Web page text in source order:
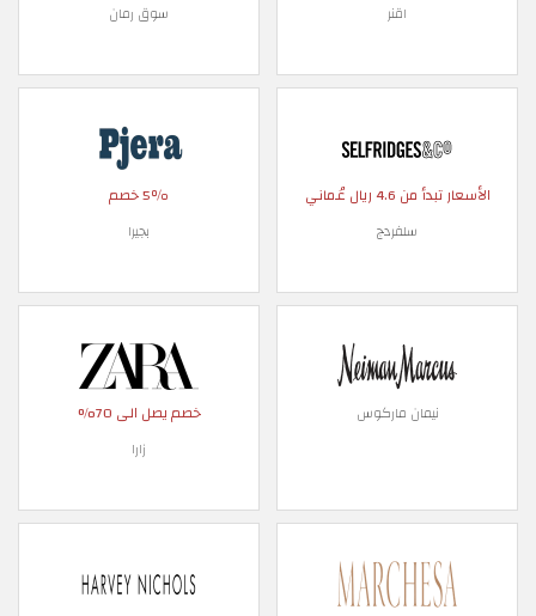
اقنر سوق رمان
الأسعار تبدأ من 4.6 ريال عُماني
سلفردج
5٪ خصم
بجيرا
نيمان ماركوس خصم يصل الى 70%
زارا